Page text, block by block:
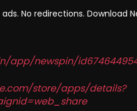
No redirections. Download
app/newspin/
store/apps/details?